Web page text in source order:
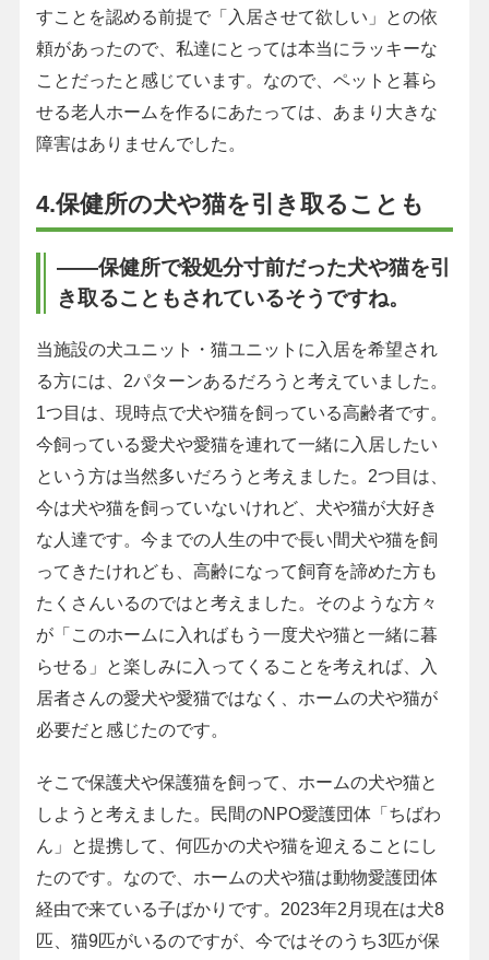
すことを認める前提で「入居させて欲しい」との依
頼があったので、私達にとっては本当にラッキーな
ことだったと感じています。なので、ペットと暮ら
せる老人ホームを作るにあたっては、あまり大きな
障害はありませんでした。
4.保健所の犬や猫を引き取ることも
――保健所で殺処分寸前だった犬や猫を引
き取ることもされているそうですね。
当施設の犬ユニット・猫ユニットに入居を希望され
る方には、2パターンあるだろうと考えていました。
1つ目は、現時点で犬や猫を飼っている高齢者です。
今飼っている愛犬や愛猫を連れて一緒に入居したい
という方は当然多いだろうと考えました。2つ目は、
今は犬や猫を飼っていないけれど、犬や猫が大好き
な人達です。今までの人生の中で長い間犬や猫を飼
ってきたけれども、高齢になって飼育を諦めた方も
たくさんいるのではと考えました。そのような方々
が「このホームに入ればもう一度犬や猫と一緒に暮
らせる」と楽しみに入ってくることを考えれば、入
居者さんの愛犬や愛猫ではなく、ホームの犬や猫が
必要だと感じたのです。
そこで保護犬や保護猫を飼って、ホームの犬や猫と
しようと考えました。民間のNPO愛護団体「ちばわ
ん」と提携して、何匹かの犬や猫を迎えることにし
たのです。なので、ホームの犬や猫は動物愛護団体
経由で来ている子ばかりです。2023年2月現在は犬8
匹、猫9匹がいるのですが、今ではそのうち3匹が保